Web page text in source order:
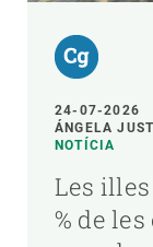
24-07-2026
ÁNGELA
NOTÍCIA
Les
% de